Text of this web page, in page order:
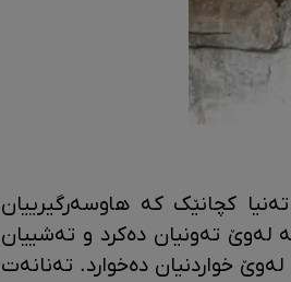
کچانێک کە هاوسەرگیرییان
لەوێ تەونیان دەکرد و تەشییان
خواردنیان دەخوارد. تەنانەت